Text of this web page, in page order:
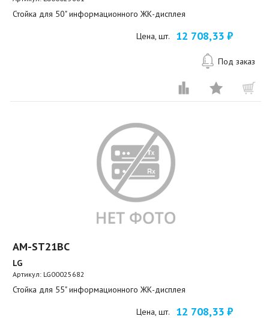
Стойка для 50" информационного ЖК-дисплея
Цена, шт. 12 708,33 ₽
Под заказ
AM-ST21BC
LG
Артикул: LG00025682
Стойка для 55" информационного ЖК-дисплея
Цена, шт. 12 708,33 ₽